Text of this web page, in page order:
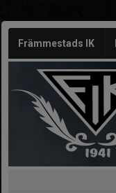
Främmestads IK